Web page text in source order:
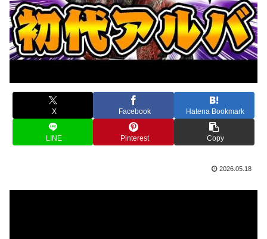
X Facebook Hatena Bookmark
LINE Pinterest Copy
2026.05.18